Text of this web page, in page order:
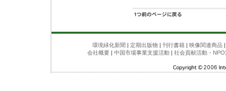
環境緑化新聞 | 定期出版物| 刊行書籍| 映像関連商品
会社概要 | 中国市場事業支援活動 | 社会貢献活動・NPO